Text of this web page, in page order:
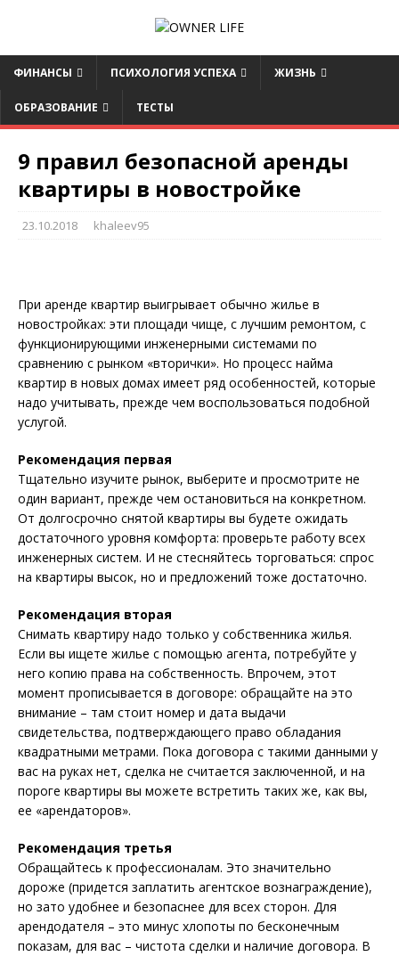
ФИНАНСЫ ПСИХОЛОГИЯ УСПЕХА ЖИЗНЬ
ОБРАЗОВАНИЕ ТЕСТЫ
9 правил безопасной аренды
квартиры в новостройке
23.10.2018 khaleev95
При аренде квартир выигрывает обычно жилье в
новостройках: эти площади чище, с лучшим ремонтом, с
функционирующими инженерными системами по
сравнению с рынком «вторички». Но процесс найма
квартир в новых домах имеет ряд особенностей, которые
надо учитывать, прежде чем воспользоваться подобной
услугой.
Рекомендация первая
Тщательно изучите рынок, выберите и просмотрите не
один вариант, прежде чем остановиться на конкретном.
От долгосрочно снятой квартиры вы будете ожидать
достаточного уровня комфорта: проверьте работу всех
инженерных систем. И не стесняйтесь торговаться: спрос
на квартиры высок, но и предложений тоже достаточно.
Рекомендация вторая
Снимать квартиру надо только у собственника жилья.
Если вы ищете жилье с помощью агента, потребуйте у
него копию права на собственность. Впрочем, этот
момент прописывается в договоре: обращайте на это
внимание – там стоит номер и дата выдачи
свидетельства, подтверждающего право обладания
квадратными метрами. Пока договора с такими данными у
вас на руках нет, сделка не считается заключенной, и на
пороге квартиры вы можете встретить таких же, как вы,
ее «арендаторов».
Рекомендация третья
Обращайтесь к профессионалам. Это значительно
дороже (придется заплатить агентское вознаграждение),
но зато удобнее и безопаснее для всех сторон. Для
арендодателя – это минус хлопоты по бесконечным
показам, для вас – чистота сделки и наличие договора. В